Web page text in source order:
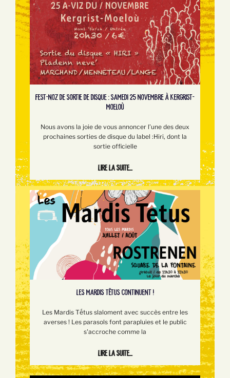
FEST-NOZ DE SORTIE DE DISQUE : SAMEDI 25 NOVEMBRE À KERGRIST-
MOELOÙ
Nous avons la joie de vous annoncer l’une des deux
prochaines sorties de disque du label :Hiri, dont la
sortie officielle
Lire la suite...
LES MARDIS TÊTUS CONTINUENT !
Les Mardis Tếtus slaloment avec succès entre les
averses ! Les parasols font parapluies et le public
s'accroche comme la
Lire la suite...